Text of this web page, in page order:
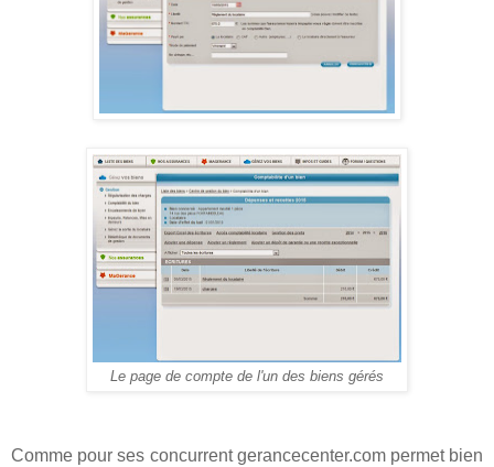
Le page de compte de l'un des biens gérés
Comme pour ses concurrent gerancecenter.com permet bien